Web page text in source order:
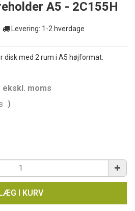
A5 - 2C155H
Levering: 1-2 hverdage
disk med 2 rum i A5 højformat.
ekskl. moms
)
I KURV